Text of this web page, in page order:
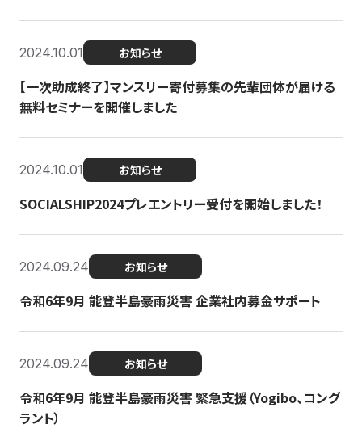
2024.10.01 お知らせ
【一次助成終了】マンスリー寄付募集の先輩団体が届ける
無料セミナーを開催しました
2024.10.01 お知らせ
SOCIALSHIP2024プレエントリー受付を開始しました！
2024.09.24 お知らせ
令和6年9月 能登半島豪雨災害 企業社内募金サポート
2024.09.24 お知らせ
令和6年9月 能登半島豪雨災害 緊急支援（Yogibo、コング
ラント）